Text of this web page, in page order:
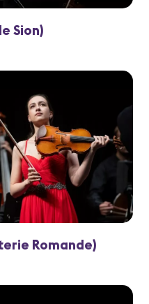
Sion)
Romande)